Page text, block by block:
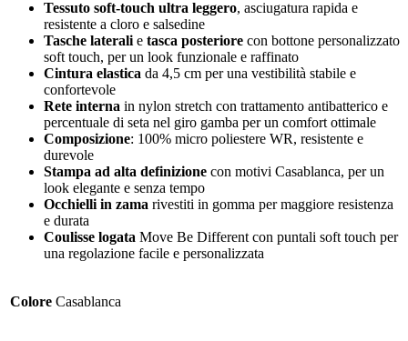
Tessuto soft-touch ultra leggero, asciugatura rapida e
resistente a cloro e salsedine
Tasche laterali e tasca posteriore con bottone personalizzato
soft touch, per un look funzionale e raffinato
Cintura elastica da 4,5 cm per una vestibilità stabile e
confortevole
Rete interna in nylon stretch con trattamento antibatterico e
percentuale di seta nel giro gamba per un comfort ottimale
Composizione: 100% micro poliestere WR, resistente e
durevole
Stampa ad alta definizione con motivi Casablanca, per un
look elegante e senza tempo
Occhielli in zama rivestiti in gomma per maggiore resistenza
e durata
Coulisse logata Move Be Different con puntali soft touch per
una regolazione facile e personalizzata
Colore Casablanca